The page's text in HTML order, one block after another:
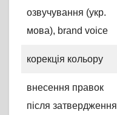
озвучування (укр.
мова), brand voice
корекція кольору
внесення правок
після затвердження